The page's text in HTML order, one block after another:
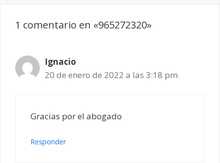
1 comentario en «965272320»
Ignacio
20 de enero de 2022 a las 3:18 pm
Gracias por el abogado
Responder